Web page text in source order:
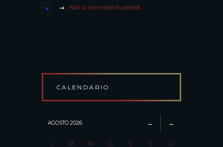
Non ci sono eventi previsti.
CALENDARIO
AGOSTO 2026
L M M G V S D